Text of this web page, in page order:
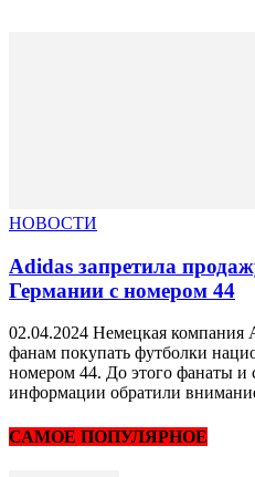
НОВОСТИ
Adidas запретила
Германии с номером 44
02.04.2024 Немецкая компания
фанам покупать футболки
номером 44. До этого фанаты и
информации обратили
САМОЕ ПОПУЛЯРНОЕ